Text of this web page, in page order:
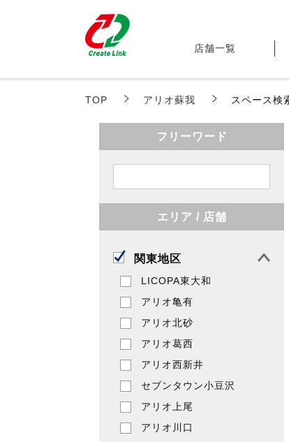
店舗一覧
TOP アリオ蘇我 スペース検
フリーワード
エリア / 店舗
関東地区
LICOPA東大和
アリオ亀有
アリオ北砂
アリオ葛西
アリオ西新井
セブンタウン小豆沢
アリオ上尾
アリオ川口